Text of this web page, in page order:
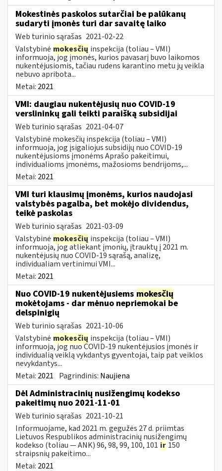
Mokestinės paskolos sutarčiai be palūkanų
sudaryti įmonės turi dar savaitę laiko
Web turinio sąrašas 2021-02-22
Valstybinė mokesčių inspekcija (toliau – VMI)
informuoja, jog įmonės, kurios pavasarį buvo laikomos
nukentėjusiomis, tačiau rudens karantino metu jų veikla
nebuvo apribota...
Metai: 2021
VMI: daugiau nukentėjusių nuo COVID-19
verslininkų gali teikti paraišką subsidijai
Web turinio sąrašas 2021-04-07
Valstybinė mokesčių inspekcija (toliau – VMI)
informuoja, jog įsigaliojus subsidijų nuo COVID-19
nukentėjusioms įmonėms Aprašo pakeitimui,
individualioms įmonėms, mažosioms bendrijoms,...
Metai: 2021
VMI turi klausimų įmonėms, kurios naudojasi
valstybės pagalba, bet mokėjo dividendus,
teikė paskolas
Web turinio sąrašas 2021-03-09
Valstybinė mokesčių inspekcija (toliau – VMI)
informuoja, jog atliekant įmonių, įtrauktų į 2021 m.
nukentėjusių nuo COVID-19 sąrašą, analizę,
individualiam vertinimui VMI...
Metai: 2021
Nuo COVID-19 nukentėjusiems mokesčių
mokėtojams - dar mėnuo nepriemokai be
delspinigių
Web turinio sąrašas 2021-10-06
Valstybinė mokesčių inspekcija (toliau – VMI)
informuoja, jog nuo COVID-19 nukentėjusios įmonės ir
individualią veiklą vykdantys gyventojai, taip pat veiklos
nevykdantys...
Metai: 2021 Pagrindinis: Naujiena
Dėl Administracinių nusižengimų kodekso
pakeitimų nuo 2021-11-01
Web turinio sąrašas 2021-10-21
Informuojame, kad 2021 m. gegužės 27 d. priimtas
Lietuvos Respublikos administracinių nusižengimų
kodekso (toliau — ANK) 96, 98, 99, 100, 101 ir 150
straipsnių pakeitimo...
Metai: 2021